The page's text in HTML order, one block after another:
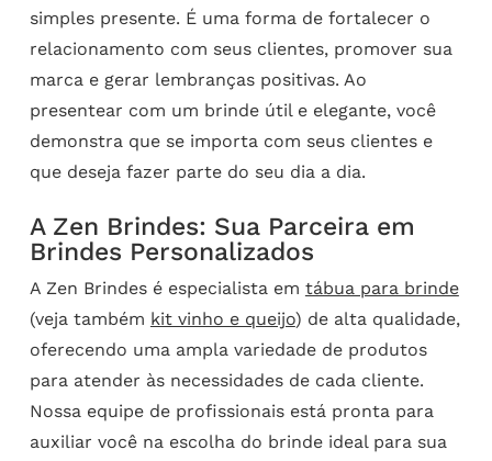
simples presente. É uma forma de fortalecer o
relacionamento com seus clientes, promover sua
marca e gerar lembranças positivas. Ao
presentear com um brinde útil e elegante, você
demonstra que se importa com seus clientes e
que deseja fazer parte do seu dia a dia.
A Zen Brindes: Sua Parceira em
Brindes Personalizados
A Zen Brindes é especialista em tábua para brinde
(veja também kit vinho e queijo) de alta qualidade,
oferecendo uma ampla variedade de produtos
para atender às necessidades de cada cliente.
Nossa equipe de profissionais está pronta para
auxiliar você na escolha do brinde ideal para sua